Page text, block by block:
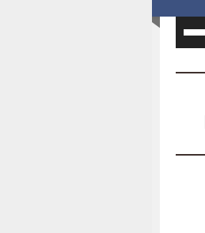
השתמש
כדי
שמע.